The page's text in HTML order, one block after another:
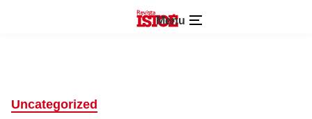
Menu
Uncategorized